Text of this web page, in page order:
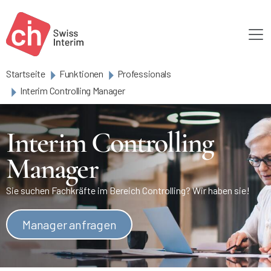
Startseite Funktionen
Professionals
Interim Controlling Manager
Interim Controlling
Manager
Sie suchen Fachkräfte im Bereich Controlling? Wir haben sie!
Manager anfragen